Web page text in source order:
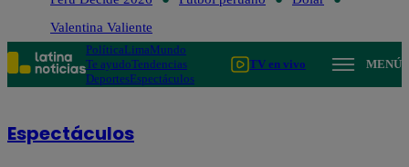
Valentina Valiente
PolíticaLimaMundo
Te ayudoTendencias
DeportesEspectáculos
TV en vivo MENÚ
Espectáculos